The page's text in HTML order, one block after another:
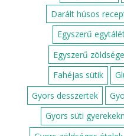
Epres-marcipános süti
Csokis kalács
Dupla csokis szelet
Zserbó
Bejgli
Paleo brownie